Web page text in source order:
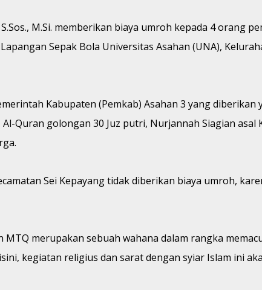
M.Si. memberikan biaya umroh kepada 4 orang
Sepak Bola Universitas Asahan (UNA),
Kabupaten (Pemkab) Asahan 3 yang diberikan
Quran golongan 30 Juz putri, Nurjannah Siagian asal
Sei Kepayang tidak diberikan biaya umroh,
merupakan sebuah wahana dalam rangka
kegiatan religius dan sarat dengan syiar Islam ini